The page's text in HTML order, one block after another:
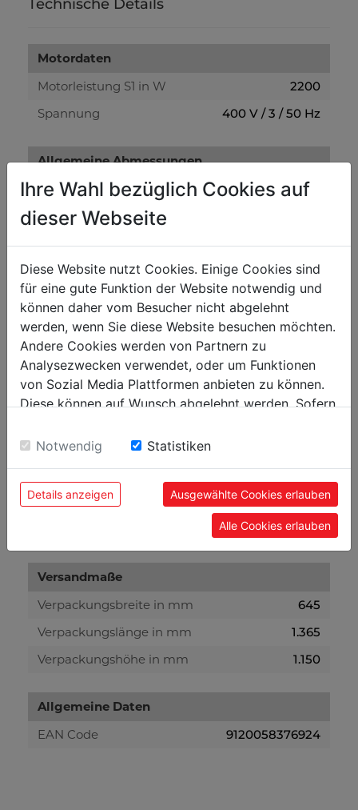
Technische Details
Motordaten
Motorleistung S1 in W
2200
Spannung
400 V / 3 / 50 Hz
Allgemeine Abmessungen
Aufstellmaß in mm
3100 x 1450 x 1220
Sägeband in mm
2750 x 19 x 0,9
Sägebandgeschwindigkeit in m/min
840
Laufraddurchmesser in mm
350
max. Stammdurchmesser in mm
max. Brettbreite in mm
350
Verlängerungssektion in m
1,5
Gewicht
Bruttogewicht in kg
210
170
Versandmaße
Verpackungsbreite in mm
645
Verpackungslänge in mm
1.365
Verpackungshöhe in mm
1.150
Allgemeine Daten
EAN Code
9120058376924
Ihre Wahl bezüglich Cookies auf
dieser Webseite
Diese Website nutzt Cookies. Einige Cookies sind
für eine gute Funktion der Website notwendig und
können daher vom Besucher nicht abgelehnt
werden, wenn Sie diese Website besuchen möchten.
Andere Cookies werden von Partnern zu
Analysezwecken verwendet, oder um Funktionen
von Sozial Media Plattformen anbieten zu können.
Diese können auf Wunsch abgelehnt werden. Sofern
Einwilligung zu unseren Cookies.
Notwendig Statistiken
Details anzeigen Ausgewählte Cookies erlauben
Alle Cookies erlauben